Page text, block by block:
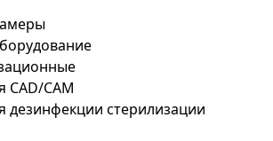
CAD/CAM
дезинфекции стерилизации